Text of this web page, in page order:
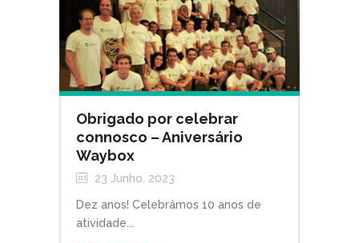
Obrigado por celebrar
connosco – Aniversário
Waybox
23 Junho, 2023
Dez anos! Celebrámos 10 anos de
atividade...